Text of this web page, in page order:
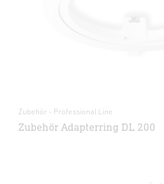
Zubehör - Professional Line
Zubehör Adapterring DL 200